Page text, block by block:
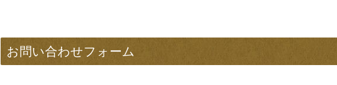
お問い合わせフォーム